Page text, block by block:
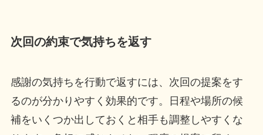
次回の約束で気持ちを返す
感謝の気持ちを行動で返すには、次回の提案をす
るのが分かりやすく効果的です。日程や場所の候
補をいくつか出しておくと相手も調整しやすくな